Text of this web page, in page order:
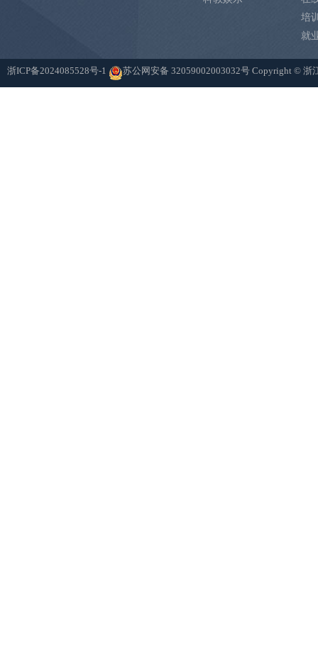
培
就
浙ICP备2024085528号-1 苏公网安备 32059002003032号 Copyright ©